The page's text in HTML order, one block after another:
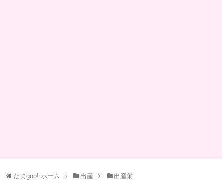
たまgoo! ホーム 出産 出産前